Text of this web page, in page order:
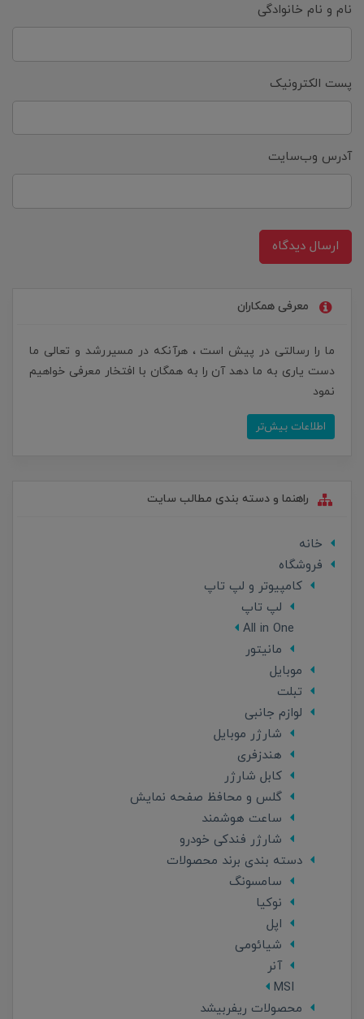
نام و نام خانوادگی
پست الکترونیک
آدرس وب‌سایت
ارسال دیدگاه
معرفی همکاران
ما را رسالتی در پیش است ، هرآنکه در مسیررشد و تعالی ما
دست یاری به ما دهد آن را به همگان با افتخار معرفی خواهیم
نمود
اطلاعات بیش‌تر
راهنما و دسته بندی مطالب سایت
خانه
فروشگاه
کامپیوتر و لپ تاپ
لپ تاپ
All in One
مانیتور
موبایل
تبلت
لوازم جانبی
شارژر موبایل
هندزفری
کابل شارژر
گلس و محافظ صفحه نمایش
ساعت هوشمند
شارژر فندکی خودرو
دسته بندی برند محصولات
سامسونگ
نوکیا
اپل
شیائومی
آنر
MSI
محصولات ریفربیشد